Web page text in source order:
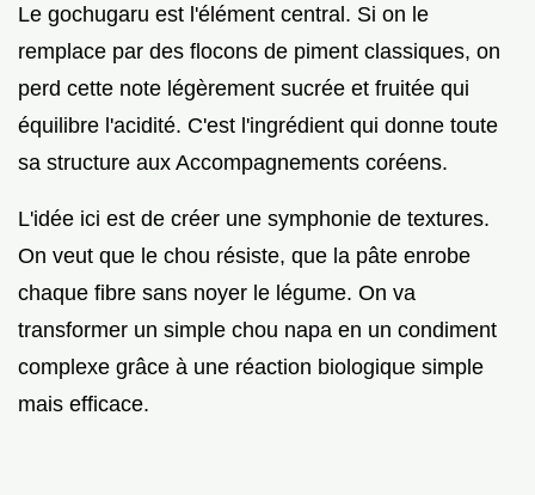
Le gochugaru est l'élément central. Si on le
remplace par des flocons de piment classiques, on
perd cette note légèrement sucrée et fruitée qui
équilibre l'acidité. C'est l'ingrédient qui donne toute
sa structure aux Accompagnements coréens.
L'idée ici est de créer une symphonie de textures.
On veut que le chou résiste, que la pâte enrobe
chaque fibre sans noyer le légume. On va
transformer un simple chou napa en un condiment
complexe grâce à une réaction biologique simple
mais efficace.